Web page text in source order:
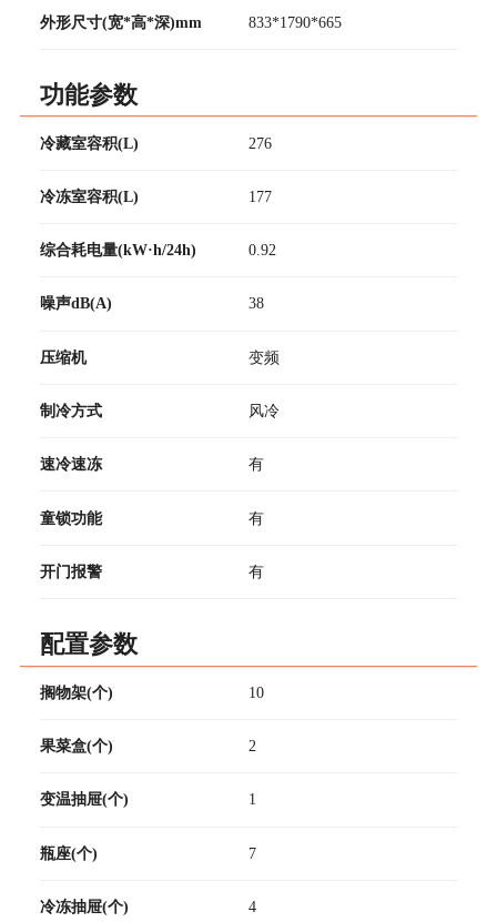
外形尺寸(宽*高*深)mm 833*1790*665
功能参数
冷藏室容积(L) 276
冷冻室容积(L) 177
综合耗电量(kW·h/24h) 0.92
噪声dB(A) 38
压缩机 变频
制冷方式 风冷
速冷速冻 有
童锁功能 有
开门报警 有
配置参数
搁物架(个) 10
果菜盒(个) 2
变温抽屉(个) 1
瓶座(个) 7
冷冻抽屉(个) 4